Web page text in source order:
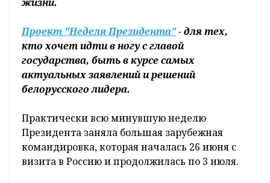
жизни.
Проект "Неделя Президента"- для тех,
кто хочет идти в ногу с главой
государства, быть в курсе самых
актуальных заявлений и решений
белорусского лидера.
Практически всю минувшую неделю
Президента заняла большая зарубежная
командировка, которая началась 26 июня с
визита в Россию и продолжилась по 3 июля.